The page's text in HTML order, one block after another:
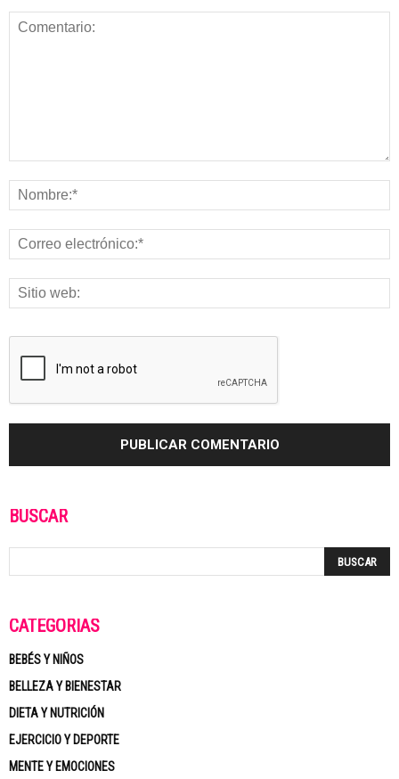
BUSCAR
CATEGORÍAS
BEBÉS Y NIÑOS
BELLEZA Y BIENESTAR
DIETA Y NUTRICIÓN
EJERCICIO Y DEPORTE
MENTE Y EMOCIONES